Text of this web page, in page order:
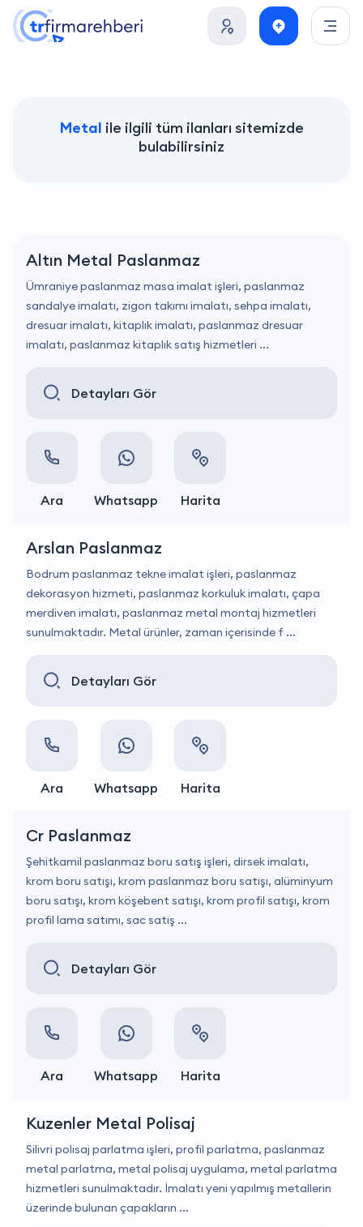
Metal ile ilgili tüm ilanları sitemizde
bulabilirsiniz
Altın Metal Paslanmaz
Ümraniye paslanmaz masa imalat işleri, paslanmaz
sandalye imalatı, zigon takımı imalatı, sehpa imalatı,
dresuar imalatı, kitaplık imalatı, paslanmaz dresuar
imalatı, paslanmaz kitaplık satış hizmetleri ...
Detayları Gör
Ara Whatsapp Harita
Arslan Paslanmaz
Bodrum paslanmaz tekne imalat işleri, paslanmaz
dekorasyon hizmeti, paslanmaz korkuluk imalatı, çapa
merdiven imalatı, paslanmaz metal montaj hizmetleri
sunulmaktadır. Metal ürünler, zaman içerisinde f ...
Detayları Gör
Ara Whatsapp Harita
Cr Paslanmaz
Şehitkamil paslanmaz boru satış işleri, dirsek imalatı,
krom boru satışı, krom paslanmaz boru satışı, alüminyum
boru satışı, krom köşebent satışı, krom profil satışı, krom
profil lama satımı, sac satış ...
Detayları Gör
Ara Whatsapp Harita
Kuzenler Metal Polisaj
Silivri polisaj parlatma işleri, profil parlatma, paslanmaz
metal parlatma, metal polisaj uygulama, metal parlatma
hizmetleri sunulmaktadır. İmalatı yeni yapılmış metallerin
üzerinde bulunan çapakların ...